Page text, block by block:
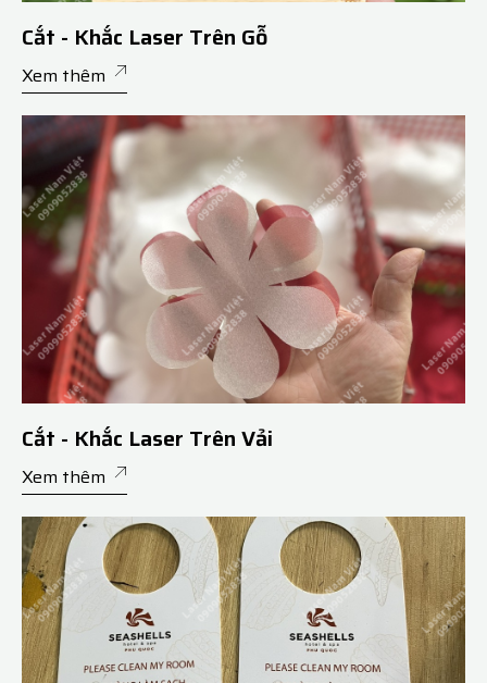
Cắt - Khắc Laser Trên Gỗ
Xem thêm
Cắt - Khắc Laser Trên Vải
Xem thêm